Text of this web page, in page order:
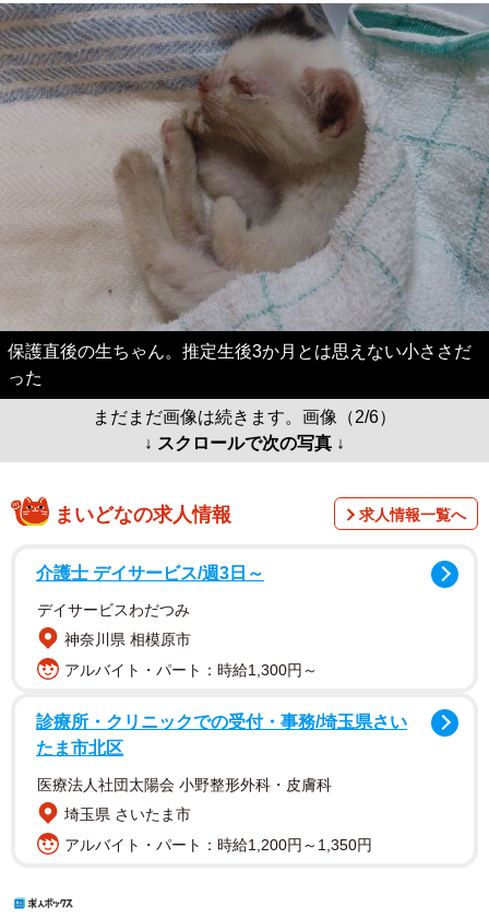
保護直後の生ちゃん。推定生後3か月とは思えない小ささだ
った
まだまだ画像は続きます。画像（2/6）
↓ スクロールで次の写真 ↓
まいどなの求人情報 求人情報一覧へ
介護士 デイサービス/週3日～
デイサービスわだつみ
神奈川県 相模原市
アルバイト・パート：時給1,300円～
診療所・クリニックでの受付・事務/埼玉県さい
たま市北区
医療法人社団太陽会 小野整形外科・皮膚科
埼玉県 さいたま市
アルバイト・パート：時給1,200円～1,350円